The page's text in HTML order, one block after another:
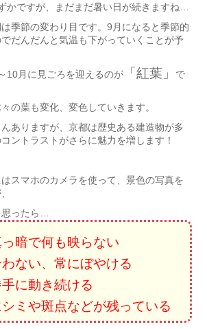
かですが、まだまだ暑い日が続きますね…
季節の変わり目です。9月になると季節的
だんだんと気温も下がっていくことが予
10月に見ごろを迎えるのが「紅葉」
で
の葉も変化、変色していきます。
ありますが、京都は歴史ある建造物が多
ントラストがさらに魅力を増します！
スマホのカメラを使って、景色の写真を
ったら…
っ暗で何も映らない
わない、常にぼやける
手に動き続ける
シミや斑点などが残っている